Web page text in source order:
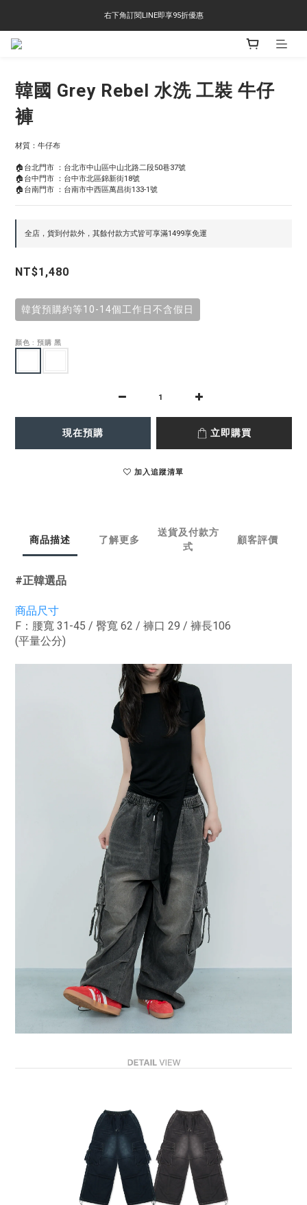
右下角訂閱LINE即享95折優惠
右下角訂閱LINE即享95折優惠
TS-2618 涼感短T 多版型選擇,涼感優惠 單件390 兩件750 三件1000 十件3000
韓國 Grey Rebel 水洗 工裝 牛仔
褲
材質：牛仔布
🏠台北門市 ：台北市中山區中山北路二段50巷37號
🏠台中門市 ：台中市北區錦新街18號
🏠台南門市 ：台南市中西區萬昌街133-1號
全店，貨到付款外，其餘付款方式皆可享滿1499享免運
NT$1,480
韓貨預購約等10-14個工作日不含假日
顏色 : 預購 黑
現在預購 立即購買
加入追蹤清單
商品描述 了解更多
送貨及付款方
式
顧客評價
#正韓選品
商品尺寸
F：腰寬 31-45 / 臀寬 62 / 褲口 29 / 褲長106
(平量公分)